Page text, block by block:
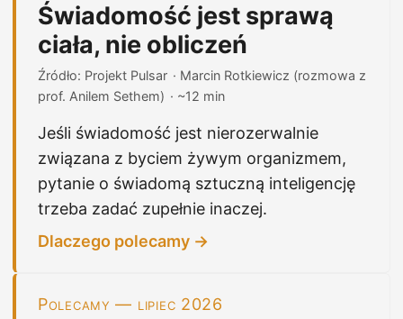
Świadomość jest sprawą
ciała, nie obliczeń
Źródło: Projekt Pulsar · Marcin Rotkiewicz (rozmowa z
prof. Anilem Sethem) · ~12 min
Jeśli świadomość jest nierozerwalnie
związana z byciem żywym organizmem,
pytanie o świadomą sztuczną inteligencję
trzeba zadać zupełnie inaczej.
Dlaczego polecamy →
Polecamy — lipiec 2026